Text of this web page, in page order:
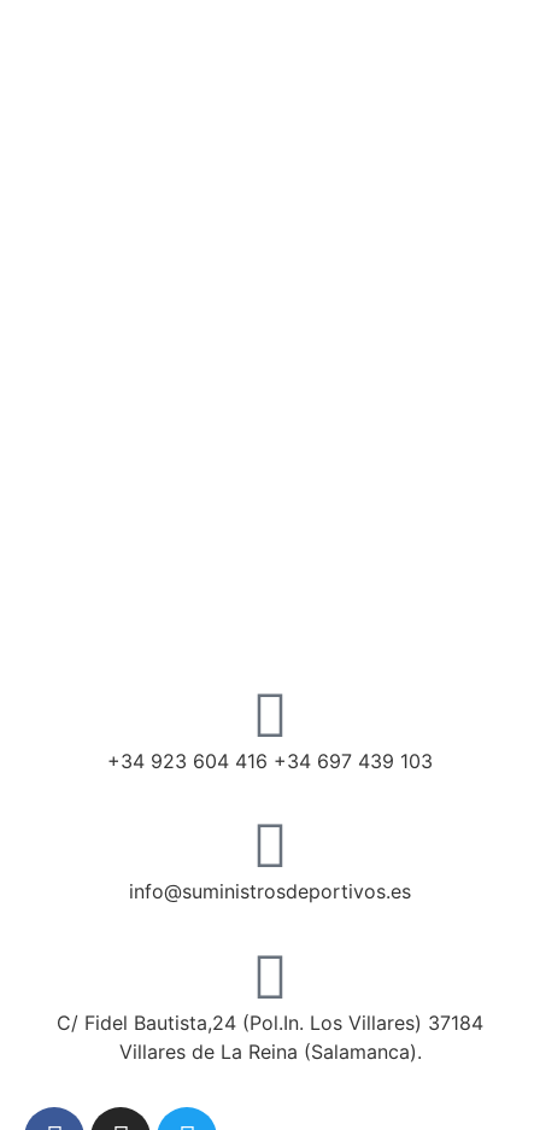
+34 923 604 416 +34 697 439 103
info@suministrosdeportivos.es
C/ Fidel Bautista,24 (Pol.In. Los Villares) 37184
Villares de La Reina (Salamanca).